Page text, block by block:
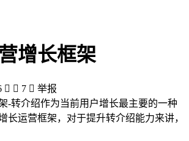
增长框架
  7  举报
-转介绍作为当前用户增长最主要的一种
长运营框架，对于提升转介绍能力来讲，